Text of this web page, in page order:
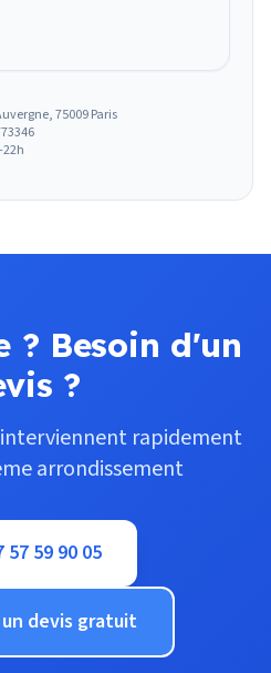
75009 Paris
? Besoin d'un
?
rapidement
arrondissement
57 59 90 05
devis gratuit